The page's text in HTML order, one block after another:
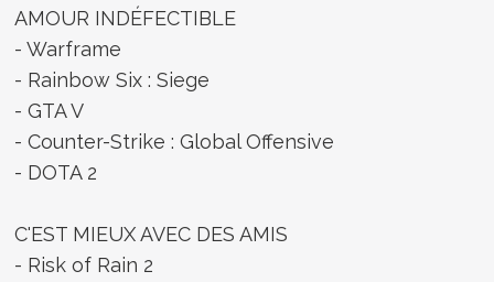
AMOUR INDÉFECTIBLE
- Warframe
- Rainbow Six : Siege
- GTA V
- Counter-Strike : Global Offensive
- DOTA 2
C'EST MIEUX AVEC DES AMIS
- Risk of Rain 2